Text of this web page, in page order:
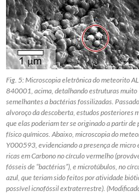
Fig. 5: Microscopia eletrônica do meteorito
840001, acima, detalhando estruturas muito
semelhantes a bactérias fossilizadas.
alvoroço da descoberta, estudos posteriores
que elas poderiam ter se originado a partir de
físico químicos. Abaixo, microscopia do
Y000593, evidenciando a presença de micro
ricas em Carbono no círculo vermelho
fósseis de “bactérias”), e microtúbulos, no
azul, que teriam sido feitos por atividade
possível icnofóssil extraterrestre).